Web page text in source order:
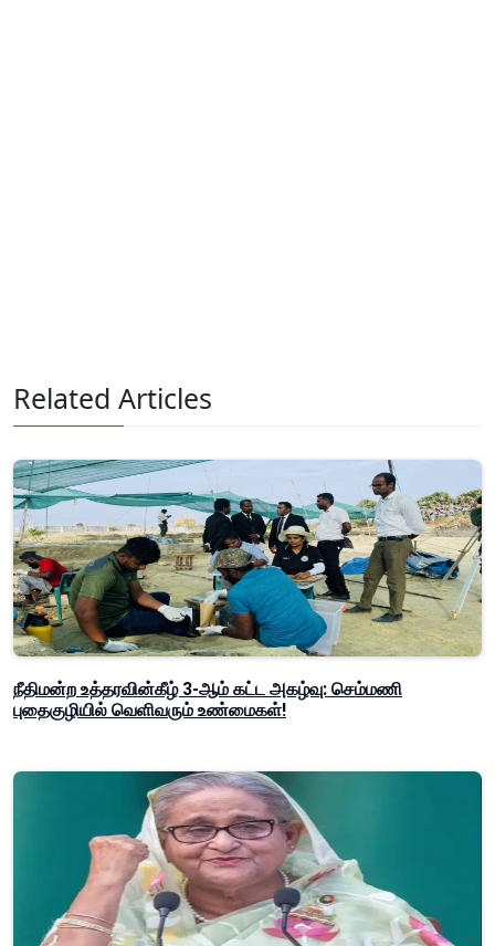
Related Articles
நீதிமன்ற உத்தரவின்கீழ் 3-ஆம் கட்ட அகழ்வு: செம்மணி
புதைகுழியில் வெளிவரும் உண்மைகள்!